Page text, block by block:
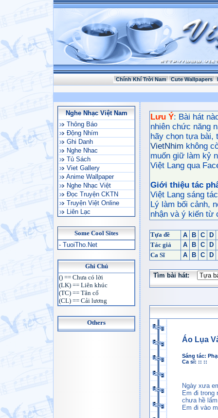
Chính Khí Trời Nam Cute Wallpapers
Nghe Nhạc Việt Nam
Thông Báo
Động Nhím
Ghi Danh
Nghe Nhac
Tủ Sách
Viet Gallery
Anime Wallpaper
Nghe Nhạc Việt
Đọc Truyện CKTN
Truyện Việt Online
Liên Lạc
Some Cool Sites
- TuoiTho.Net
Ghi Chú
() == Chưa có lời
(LK) == Liên khúc
(TC) == Tân cổ
(CL) == Cải lương
Others
Lưu Ý: Bài hát
nhiên chức năng
hãy chọn tựa bài,
VietNhim không
muốn giữ làm kỷ
Việt Lang qua
Giới thiệu tác
Việt Lang sáng
Lý làm bối cảnh,
nhận và ý kiến từ
Tựa đề A B C
D
Tác giả
A B C
D
Ca Sĩ
A B C D
Tìm bài hát:
Áo Lụa
Sáng tác:
Ca sĩ: :: ::
Ngày xưa
Em đi trong
chưa hề
Em đi vào